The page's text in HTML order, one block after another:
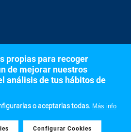
de Organizaciones Empresariales
propias para recoger
de mejorar nuestros
análisis de tus hábitos de
o aceptarlas todas. Más info